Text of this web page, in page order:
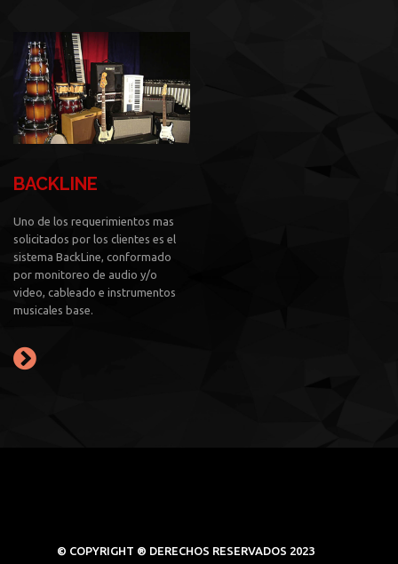
BACKLINE
Uno de los requerimientos mas
solicitados por los clientes es el
sistema BackLine, conformado
por monitoreo de audio y/o
video, cableado e instrumentos
musicales base.
© COPYRIGHT ® DERECHOS RESERVADOS 2023